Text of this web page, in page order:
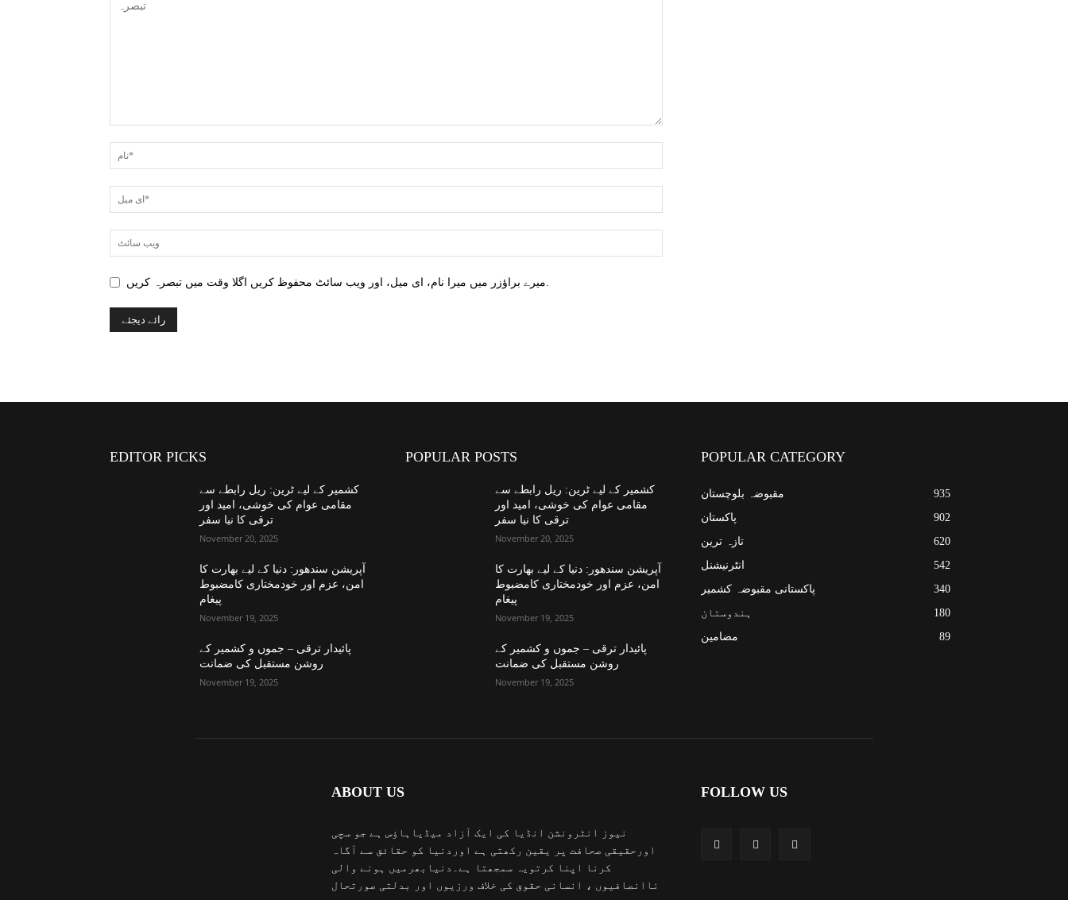
میرے براؤزر میں میرا نام، ای میل، اور ویب سائٹ محفوظ کریں اگلا وقت میں تبصرہ کریں.
EDITOR PICKS
کشمیر کے لیے ٹرین: ریل رابطے سے
مقامی عوام کی خوشی، امید اور
ترقی کا نیا سفر
November 20, 2025
آپریشن سندھور: دنیا کے لیے بھارت کا
امن، عزم اور خودمختاری کامضبوط
پیغام
November 19, 2025
پائیدار ترقی – جموں و کشمیر کے
روشن مستقبل کی ضمانت
November 19, 2025
POPULAR POSTS
کشمیر کے لیے ٹرین: ریل رابطے سے
مقامی عوام کی خوشی، امید اور
ترقی کا نیا سفر
November 20, 2025
آپریشن سندھور: دنیا کے لیے بھارت کا
امن، عزم اور خودمختاری کامضبوط
پیغام
November 19, 2025
پائیدار ترقی – جموں و کشمیر کے
روشن مستقبل کی ضمانت
November 19, 2025
POPULAR CATEGORY
مقبوضہ بلوچستان
935
پاکستان
902
تازہ ترین
620
انٹرنیشنل
542
پاکستانی مقبوضہ کشمیر
340
ہندوستان
180
مضامین
89
ABOUT US
نیوز انٹرونشن انڈیا کی ایک آزاد میڈیاہاؤس ہے جو سچی
اورحقیقی صحافت پر یقین رکھتی ہے اوردنیا کو حقائق سے آگاہ
کرنا اپنا کرتویہ سمجھتا ہے۔دنیابھرمیں ہونے والی
ناانصافیوں ، انسانی حقوق کی خلاف ورزیوں اور بدلتی صورتحال
FOLLOW US